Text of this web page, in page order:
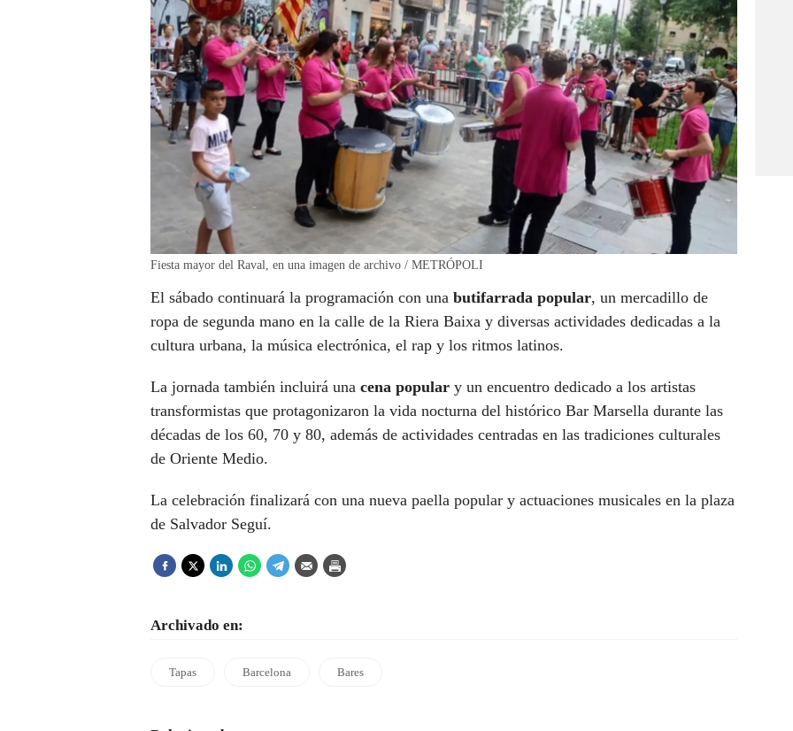
Fiesta mayor del Raval, en una imagen de archivo / METRÓPOLI
El sábado continuará la programación con una butifarrada popular, un mercadillo de
ropa de segunda mano en la calle de la Riera Baixa y diversas actividades dedicadas a la
cultura urbana, la música electrónica, el rap y los ritmos latinos.
La jornada también incluirá una cena popular y un encuentro dedicado a los artistas
transformistas que protagonizaron la vida nocturna del histórico Bar Marsella durante las
décadas de los 60, 70 y 80, además de actividades centradas en las tradiciones culturales
de Oriente Medio.
La celebración finalizará con una nueva paella popular y actuaciones musicales en la plaza
de Salvador Seguí.
Archivado en:
Tapas Barcelona Bares